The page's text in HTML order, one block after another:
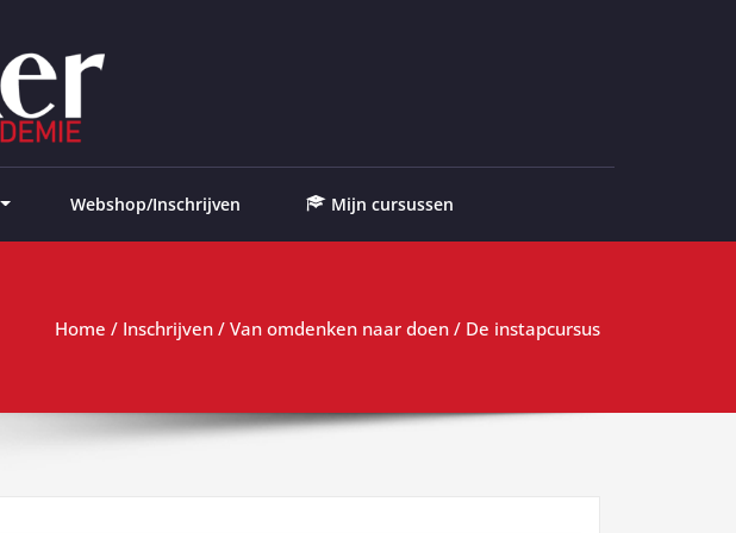
Webshop/Inschrijven Mijn cursussen
Home / Inschrijven / Van omdenken naar doen / De instapcursus